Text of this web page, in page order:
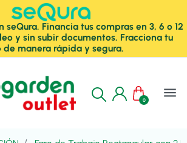
seQura. Financia tus compras en 3, 6 o 12
y sin subir documentos. Fracciona tu
de manera rápida y segura.
menu
0